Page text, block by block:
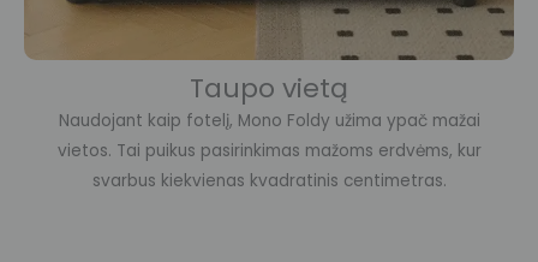
Taupo vietą
Naudojant kaip fotelį, Mono Foldy užima ypač mažai
vietos. Tai puikus pasirinkimas mažoms erdvėms, kur
svarbus kiekvienas kvadratinis centimetras.